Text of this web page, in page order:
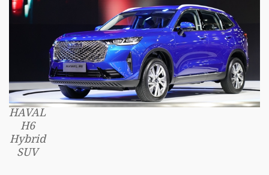
HAVAL
H6
Hybrid
SUV